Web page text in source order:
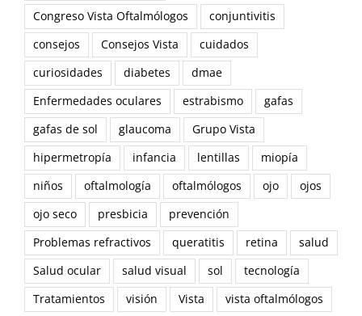
Congreso Vista Oftalmólogos
conjuntivitis
consejos
Consejos Vista
cuidados
curiosidades
diabetes
dmae
Enfermedades oculares
estrabismo
gafas
gafas de sol
glaucoma
Grupo Vista
hipermetropía
infancia lentillas
miopía
niños
oftalmología oftalmólogos ojo
ojos
ojo seco
presbicia
prevención
Problemas refractivos
queratitis retina
salud
Salud ocular
salud visual sol
tecnología
Tratamientos
visión Vista vista oftalmólogos